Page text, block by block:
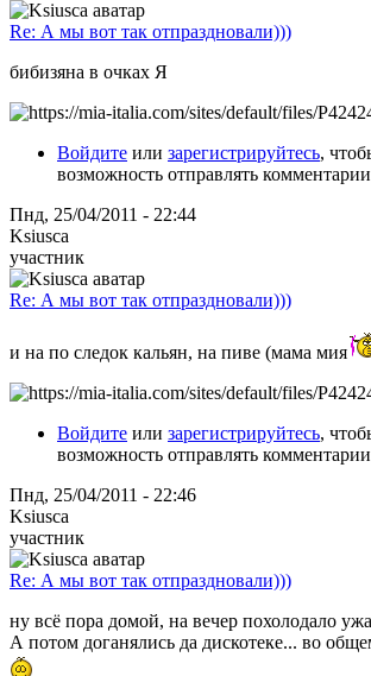
Re: А мы вот так отпраздновали)))
бибизяна в очках Я
Войдите или зарегистрируйтесь,
возможность отправлять комментарии
Пнд, 25/04/2011 - 22:44
Ksiusca
участник
Re: А мы вот так отпраздновали)))
и на по следок кальян, на пиве (мама мия
Войдите или зарегистрируйтесь,
возможность отправлять комментарии
Пнд, 25/04/2011 - 22:46
Ksiusca
участник
Re: А мы вот так отпраздновали)))
ну всё пора домой, на вечер похолодало
А потом доганялись да дискотеке... во